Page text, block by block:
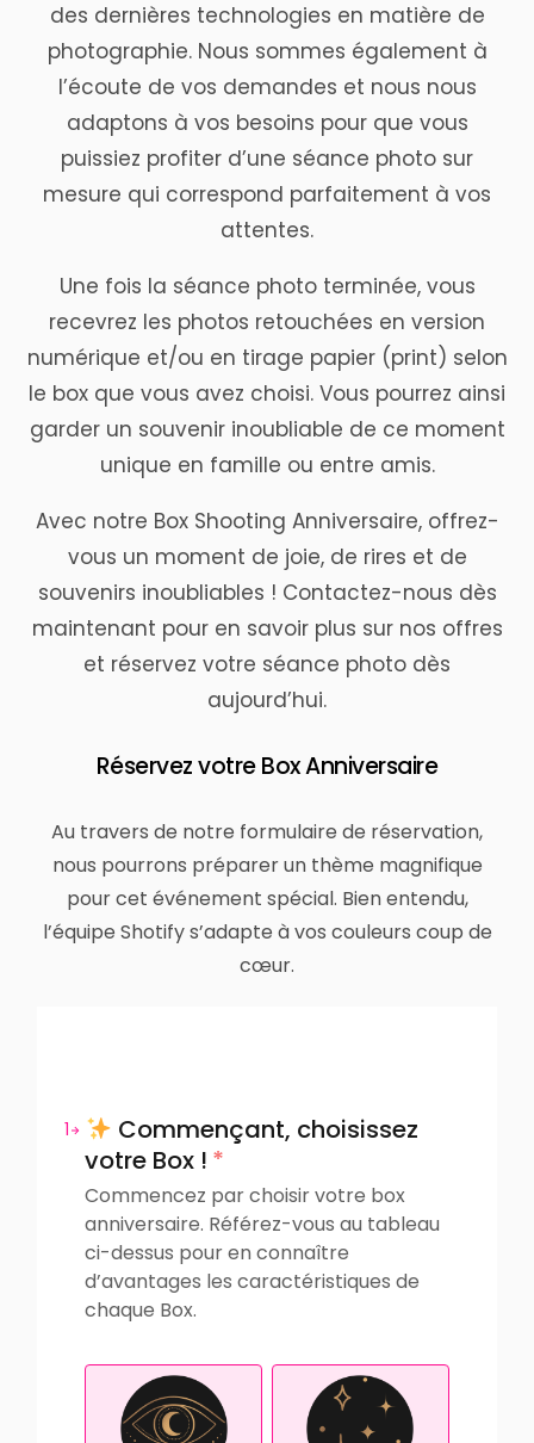
des dernières technologies en matière de
photographie. Nous sommes également à
l’écoute de vos demandes et nous nous
adaptons à vos besoins pour que vous
puissiez profiter d’une séance photo sur
mesure qui correspond parfaitement à vos
attentes.
Une fois la séance photo terminée, vous
recevrez les photos retouchées en version
numérique et/ou en tirage papier (print) selon
le box que vous avez choisi. Vous pourrez ainsi
garder un souvenir inoubliable de ce moment
unique en famille ou entre amis.
Avec notre Box Shooting Anniversaire, offrez-
vous un moment de joie, de rires et de
souvenirs inoubliables ! Contactez-nous dès
maintenant pour en savoir plus sur nos offres
et réservez votre séance photo dès
aujourd’hui.
Réservez votre Box Anniversaire
Au travers de notre formulaire de réservation,
nous pourrons préparer un thème magnifique
pour cet événement spécial. Bien entendu,
l’équipe Shotify s’adapte à vos couleurs coup de
cœur.
1
Commençant, choisissez
votre Box ! *
Commencez par choisir votre box
anniversaire. Référez-vous au tableau
ci-dessus pour en connaître
d’avantages les caractéristiques de
chaque Box.